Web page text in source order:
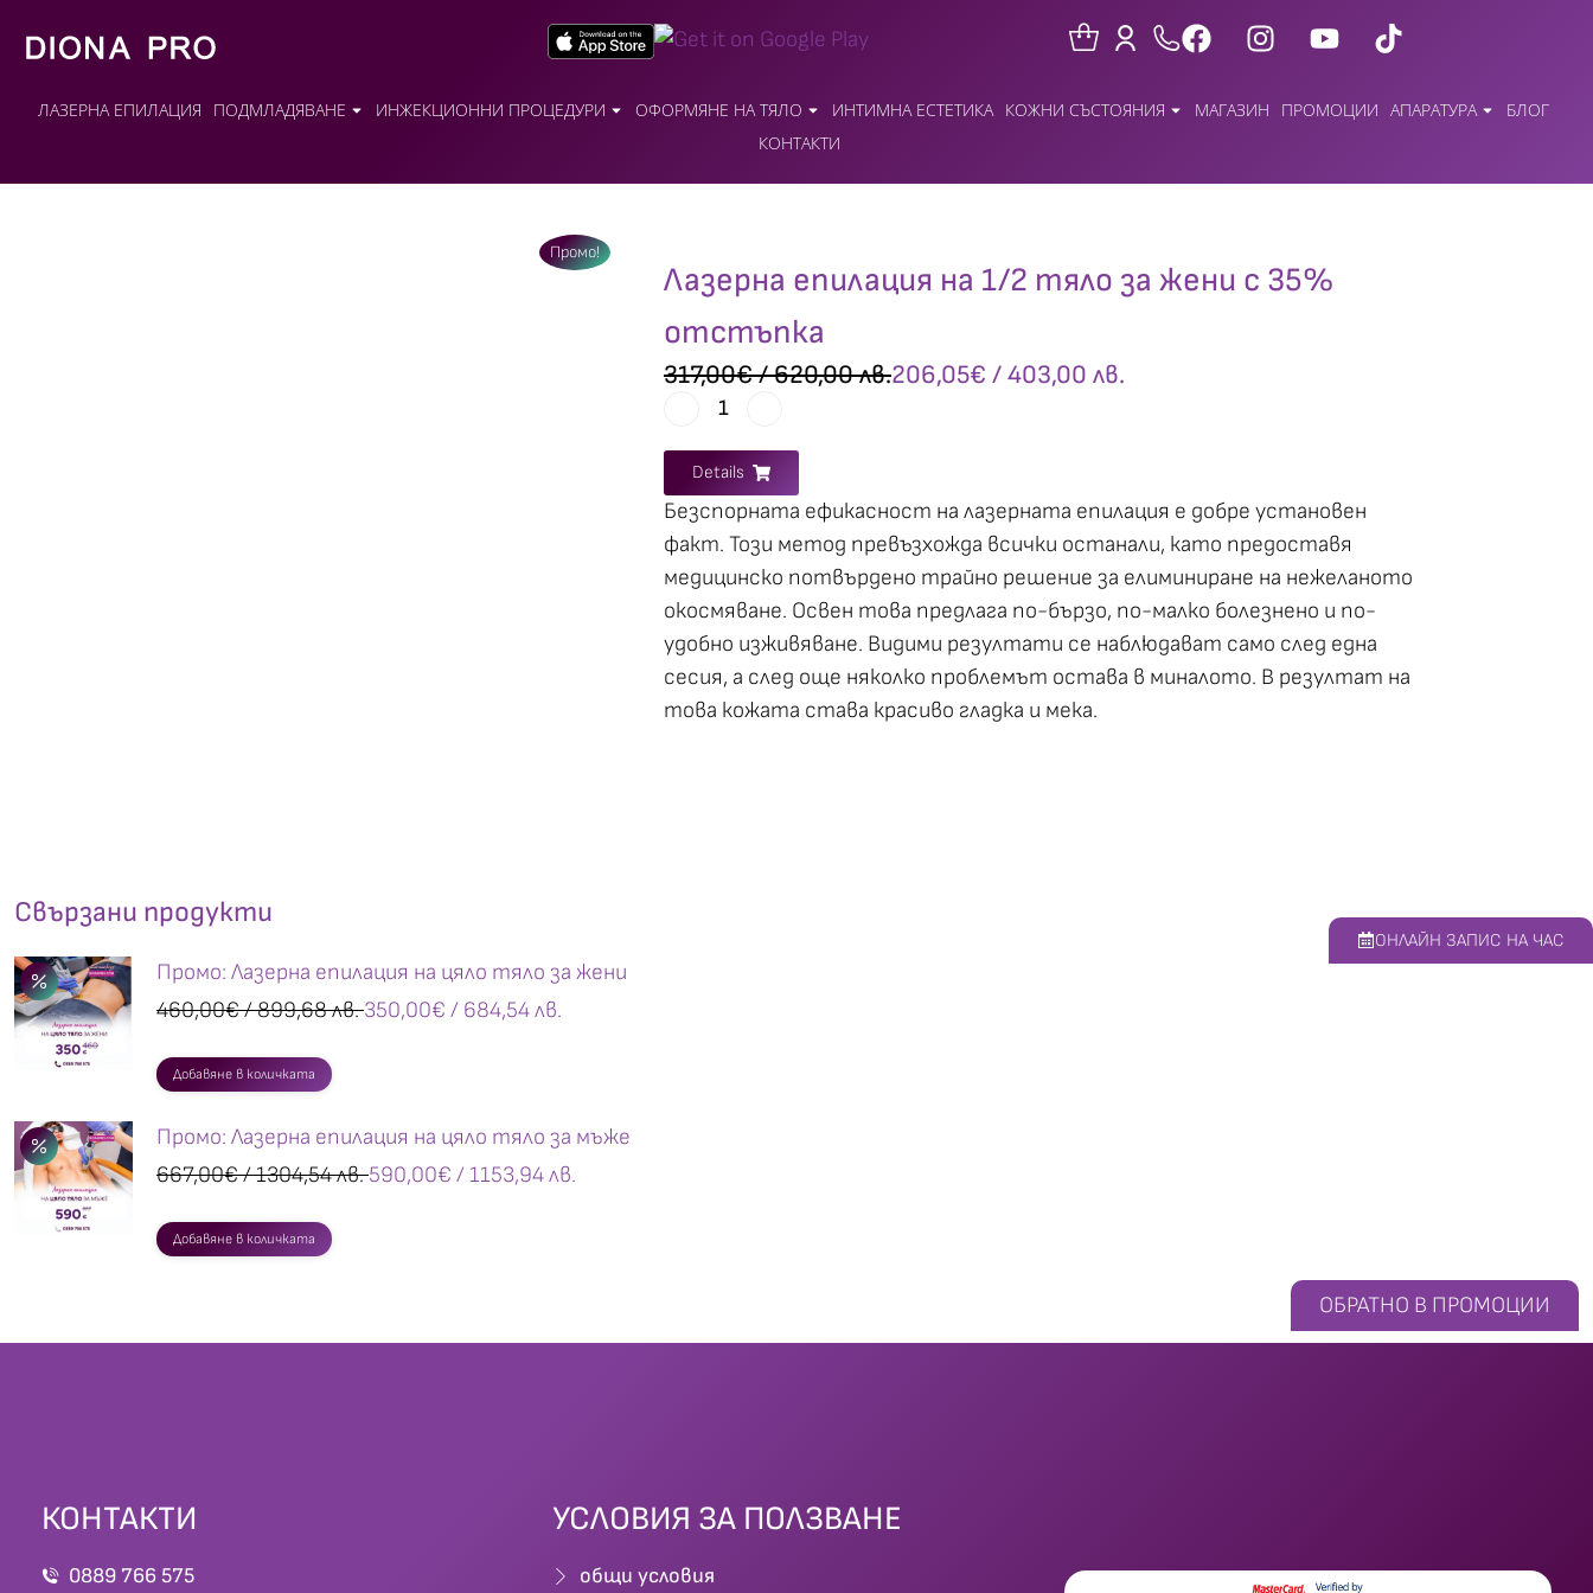
ЛАЗЕРНА ЕПИЛАЦИЯ ПОДМЛАДЯВАНЕ ИНЖЕКЦИОННИ ПРОЦЕДУРИ ОФОРМЯНЕ НА ТЯЛО ИНТИМНА ЕСТЕТИКА КОЖНИ СЪСТОЯНИЯ МАГАЗИН ПРОМОЦИИ АПАРАТУРА
БЛОГ
КОНТАКТИ
Промо!
Лазерна епилация на 1/2 тяло за жени с 35%
отстъпка
317,00€/ 620,00 лв.206,05€ / 403,00 лв.
Details
Безспорната ефикасност на лазерната епилация е добре установен
факт. Този метод превъзхожда всички останали, като предоставя
медицинско потвърдено трайно решение за елиминиране на нежеланото
окосмяване. Освен това предлага по-бързо, по-малко болезнено и по-
удобно изживяване. Видими резултати се наблюдават само след една
сесия, а след още няколко проблемът остава в миналото. В резултат на
това кожата става красиво гладка и мека.
Свързани продукти
Промо: Лазерна епилация на цяло тяло за жени
460,00€/ 899,68 лв.350,00€ / 684,54 лв.
Добавяне в количката
Промо: Лазерна епилация на цяло тяло за мъже
667,00€/ 1304,54 лв.590,00€ / 1153,94 лв.
Добавяне в количката
ОБРАТНО В ПРОМОЦИИ
КОНТАКТИ
0889 766 575
УСЛОВИЯ ЗА ПОЛЗВАНЕ
общи условия
ОНЛАЙН ЗАПИС НА ЧАС